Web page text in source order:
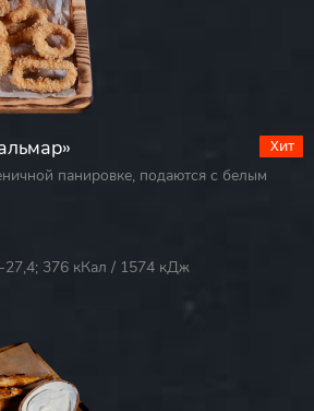
панировке, подаются с белым
376 кКал / 1574 кДж